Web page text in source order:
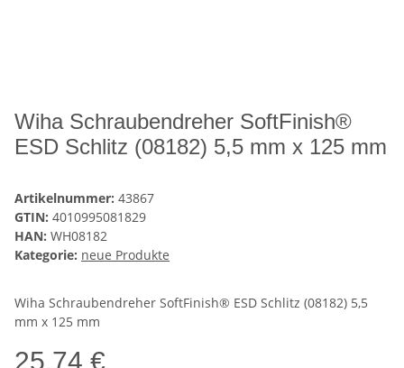
Wiha Schraubendreher SoftFinish®
ESD Schlitz (08182) 5,5 mm x 125 mm
Artikelnummer: 43867
GTIN: 4010995081829
HAN: WH08182
Kategorie: neue Produkte
Wiha Schraubendreher SoftFinish® ESD Schlitz (08182) 5,5
mm x 125 mm
25,74 €